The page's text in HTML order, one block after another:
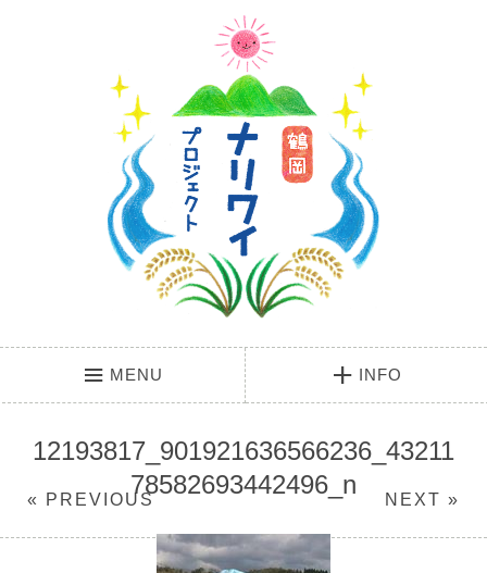
MENU INFO
12193817_901921636566236_43211
78582693442496_n
« PREVIOUS NEXT »